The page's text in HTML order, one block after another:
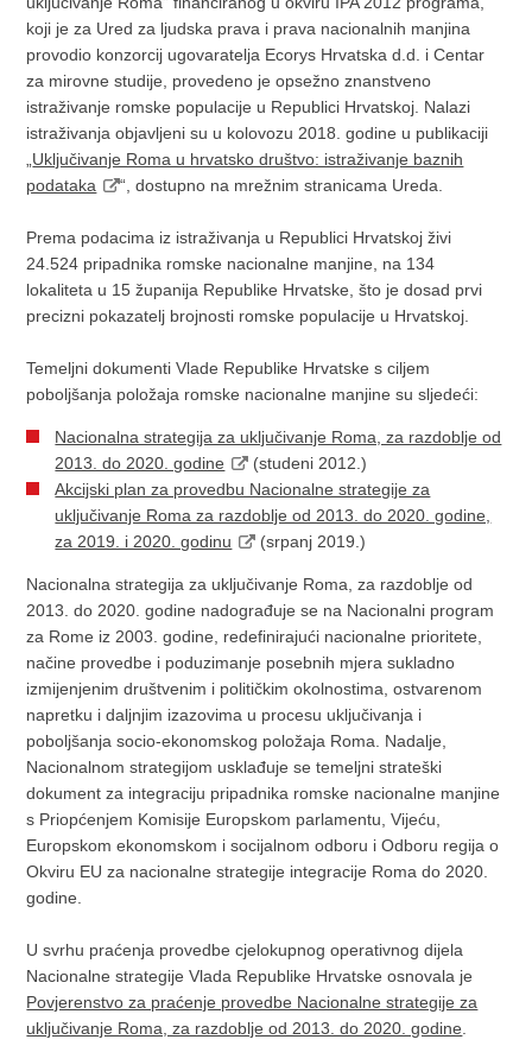
koji je za Ured za ljudska prava i prava nacionalnih manjina
provodio konzorcij ugovaratelja Ecorys Hrvatska d.d. i Centar
za mirovne studije, provedeno je opsežno znanstveno
istraživanje romske populacije u Republici Hrvatskoj. Nalazi
istraživanja objavljeni su u kolovozu 2018. godine u publikaciji
Uključivanje Roma u hrvatsko društvo: istraživanje baznih
podataka
“, dostupno na mrežnim stranicama Ureda.
Prema podacima iz istraživanja u Republici Hrvatskoj živi
24.524 pripadnika romske nacionalne manjine, na 134
lokaliteta u 15 županija Republike Hrvatske, što je dosad prvi
precizni pokazatelj brojnosti romske populacije u Hrvatskoj.
Temeljni dokumenti Vlade Republike Hrvatske s ciljem
poboljšanja položaja romske nacionalne manjine su sljedeći:
Nacionalna strategija za uključivanje Roma, za razdoblje od
2013. do 2020. godine
(studeni 2012.)
Akcijski plan za provedbu Nacionalne strategije za
uključivanje Roma za razdoblje od 2013. do 2020. godine,
za 2019. i 2020. godinu
(srpanj 2019.)
Nacionalna strategija za uključivanje Roma, za razdoblje od
2013. do 2020. godine nadograđuje se na Nacionalni program
za Rome iz 2003. godine, redefinirajući nacionalne prioritete,
načine provedbe i poduzimanje posebnih mjera sukladno
izmijenjenim društvenim i političkim okolnostima, ostvarenom
napretku i daljnjim izazovima u procesu uključivanja i
poboljšanja socio-ekonomskog položaja Roma. Nadalje,
Nacionalnom strategijom usklađuje se temeljni strateški
dokument za integraciju pripadnika romske nacionalne manjine
s Priopćenjem Komisije Europskom parlamentu, Vijeću,
Europskom ekonomskom i socijalnom odboru i Odboru regija o
Okviru EU za nacionalne strategije integracije Roma do 2020.
godine.
U svrhu praćenja provedbe cjelokupnog operativnog dijela
Nacionalne strategije Vlada Republike Hrvatske osnovala je
Povjerenstvo za praćenje provedbe Nacionalne strategije za
uključivanje Roma, za razdoblje od 2013. do 2020. godine